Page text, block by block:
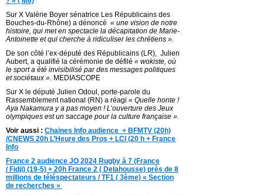
Sur X Valérie Boyer sénatrice Les Républicains des
Bouches-du-Rhône) a dénoncé « une vision de notre
histoire, qui met en spectacle la décapitation de Marie-
Antoinette et qui cherche à ridiculiser les chrétiens ».
De son côté l’ex-député des Républicains (LR), Julien
Aubert, a qualifié la cérémonie de défilé « wokiste, où
le sport a été invisibilisé par des messages politiques
et sociétaux ». MEDIASCOPE
Sur X le député Julien Odoul, porte-parole du
Rassemblement national (RN) a réagi « Quelle honte !
Aya Nakamura y a pas moyen ! L’ouverture des Jeux
olympiques est un saccage pour la culture française ».
Voir aussi : Chaines Info audience + BFMTV (20h)
/CNEWS 20h L’Heure des Pros + LCI (20 h + France
Info
France 2 audience JO 2024 Rugby à 7 (France
/ Fidji) (19-5) + 20h France 2 ( Delahousse) près de 8
millions de téléspectateurs / TF1 ( 3ème) « Section
de recherches »